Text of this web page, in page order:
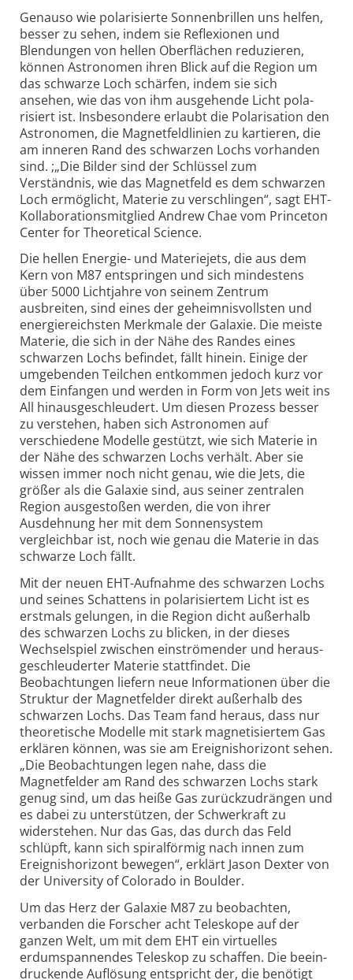
Genauso wie polarisierte Sonnen­brillen uns helfen,
besser zu sehen, indem sie Reflexionen und
Blendungen von hellen Oberflächen reduzieren,
können Astronomen ihren Blick auf die Region um
das schwarze Loch schärfen, indem sie sich
ansehen, wie das von ihm ausgehende Licht pola­
risiert ist. Insbesondere erlaubt die Polarisation den
Astro­nomen, die Magnetfeld­linien zu kartieren, die
am inneren Rand des schwarzen Lochs vorhanden
sind. ;„Die Bilder sind der Schlüssel zum
Verständnis, wie das Magnetfeld es dem schwarzen
Loch ermöglicht, Materie zu verschlingen“, sagt EHT-
Kollaborations­mitglied Andrew Chae vom Princeton
Center for Theoretical Science.
Die hellen Energie- und Materiejets, die aus dem
Kern von M87 entspringen und sich mindestens
über 5000 Lichtjahre von seinem Zentrum
ausbreiten, sind eines der geheimnis­vollsten und
energie­reichsten Merkmale der Galaxie. Die meiste
Materie, die sich in der Nähe des Randes eines
schwarzen Lochs befindet, fällt hinein. Einige der
umgebenden Teilchen entkommen jedoch kurz vor
dem Einfangen und werden in Form von Jets weit ins
All hinaus­geschleudert. Um diesen Prozess besser
zu verstehen, haben sich Astronomen auf
verschiedene Modelle gestützt, wie sich Materie in
der Nähe des schwarzen Lochs verhält. Aber sie
wissen immer noch nicht genau, wie die Jets, die
größer als die Galaxie sind, aus seiner zentralen
Region ausgestoßen werden, die von ihrer
Ausdehnung her mit dem Sonnen­system
vergleichbar ist, noch wie genau die Materie in das
schwarze Loch fällt.
Mit der neuen EHT-Aufnahme des schwarzen Lochs
und seines Schattens in pola­risiertem Licht ist es
erstmals gelungen, in die Region dicht außerhalb
des schwarzen Lochs zu blicken, in der dieses
Wechselspiel zwischen einströmender und heraus­
geschleuderter Materie stattfindet. Die
Beobachtungen liefern neue Informationen über die
Struktur der Magnetfelder direkt außerhalb des
schwarzen Lochs. Das Team fand heraus, dass nur
theoretische Modelle mit stark magne­tisiertem Gas
erklären können, was sie am Ereignis­horizont sehen.
„Die Beobachtungen legen nahe, dass die
Magnetfelder am Rand des schwarzen Lochs stark
genug sind, um das heiße Gas zurück­zudrängen und
es dabei zu unterstützen, der Schwerkraft zu
widerstehen. Nur das Gas, das durch das Feld
schlüpft, kann sich spiral­förmig nach innen zum
Ereignis­horizont bewegen“, erklärt Jason Dexter von
der University of Colorado in Boulder.
Um das Herz der Galaxie M87 zu beobachten,
verbanden die Forscher acht Teleskope auf der
ganzen Welt, um mit dem EHT ein virtuelles
erdumspannendes Teleskop zu schaffen. Die beein­
druckende Auflösung entspricht der, die benötigt